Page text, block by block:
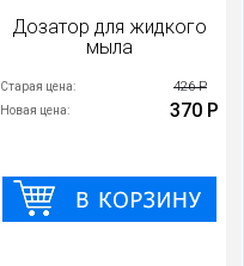
Дозатор для жидкого
мыла
Старая цена: 426 Р
Новая цена: 370 Р